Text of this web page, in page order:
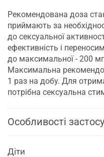
Рекомендована доза
приймають за
до сексуальної
ефективність і
до максимальної - 200
Максимальна
1 раз на добу. Для
потрібна сексуальна
Особливості
Діти